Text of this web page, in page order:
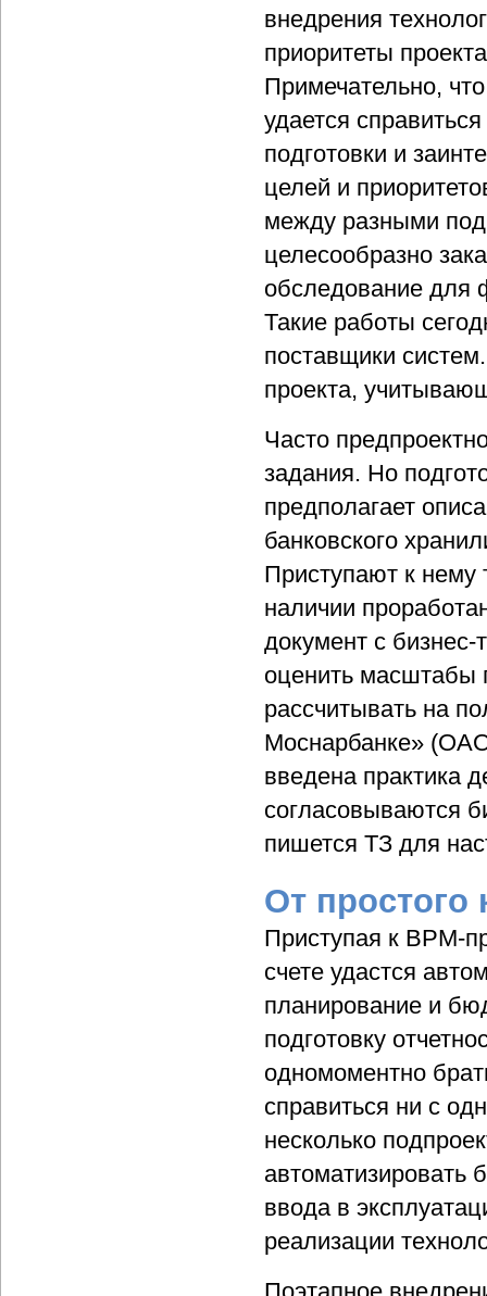
внедрения
приоритеты
Примечательно,
удается
подготовки и
целей и
между разными
целесообразно
обследование для
Такие работы
поставщики
проекта,
Часто
задания. Но
предполагает
банковского
Приступают к нему
наличии
документ с
оценить масштабы
рассчитывать на
Моснарбанке»
введена практика
согласовываются
пишется ТЗ для
От простого
Приступая к ВРМ-
счете удастся
планирование и
подготовку
одномоментно
справиться ни с
несколько
автоматизировать
ввода в
реализации